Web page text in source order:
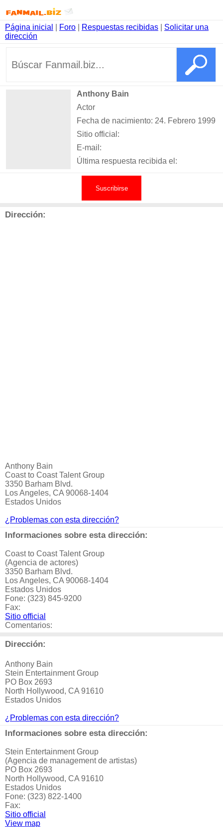
Página inicial Foro Respuestas recibidas
Solicitar una
dirección
Anthony Bain
Actor
Fecha de nacimiento: 24. Febrero 1999
Sitio official:
E-mail:
Última respuesta recibida el:
Suscribirse
Dirección:
Anthony Bain
Coast to Coast Talent Group
3350 Barham Blvd.
Los Angeles, CA 90068-1404
Estados Unidos
¿Problemas con esta dirección?
Informaciones sobre esta dirección:
Coast to Coast Talent Group
(Agencia de actores)
3350 Barham Blvd.
Los Angeles, CA 90068-1404
Estados Unidos
Fone: (323) 845-9200
Fax:
Sitio official
Comentarios:
Dirección:
Anthony Bain
Stein Entertainment Group
PO Box 2693
North Hollywood, CA 91610
Estados Unidos
¿Problemas con esta dirección?
Informaciones sobre esta dirección:
Stein Entertainment Group
(Agencia de management de artistas)
PO Box 2693
North Hollywood, CA 91610
Estados Unidos
Fone: (323) 822-1400
Fax:
Sitio official
View map